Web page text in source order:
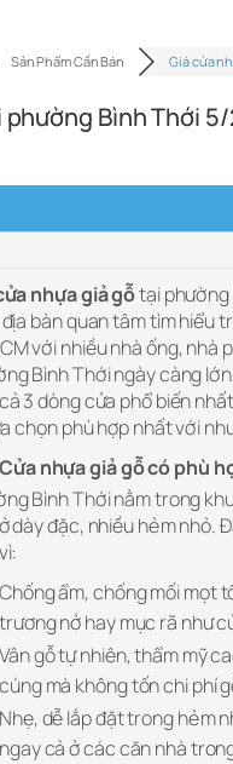
Sản Phẩm Cần Bán Giá cửa
phường Bình Thới
nhựa giả gỗtại phường
bàn quan tâm tìm hiểu
với nhiều nhà ống,
Bình Thới ngày càng
3 dòng cửa phổ biến
chọn phù hợp nhất với
Cửa nhựa giả gỗ có phù
Bình Thới nằm trong
dày đặc, nhiều hẻm nhỏ.
Chống ẩm, chống mối mọt
trương nở hay mục rã như
Vân gỗ tự nhiên, thẩm mỹ
cúng mà không tốn chi phí
Nhẹ, dễ lắp đặt trong hẻm
ngay cả ở các căn nhà